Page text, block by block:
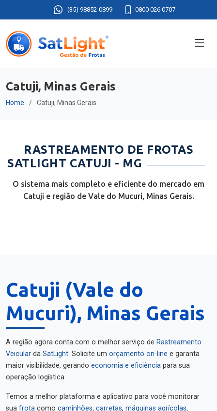
(35) 98852-0899 0800 026 0707
Catuji, Minas Gerais
Home Catuji, Minas Gerais
RASTREAMENTO DE FROTAS
SATLIGHT CATUJI - MG
O sistema mais completo e eficiente do mercado em
Catuji e região de Vale do Mucuri, Minas Gerais.
Catuji (Vale do
Mucuri), Minas Gerais
A região agora conta com o melhor serviço de Rastreamento
Veicular da SatLight. Solicite um orçamento on-line e garanta
maior visibilidade, gerando economia e eficiência para sua
operação logística.
Temos a melhor plataforma e aplicativo para você monitorar
sua frota como caminhões, carretas, máquinas agrícolas,